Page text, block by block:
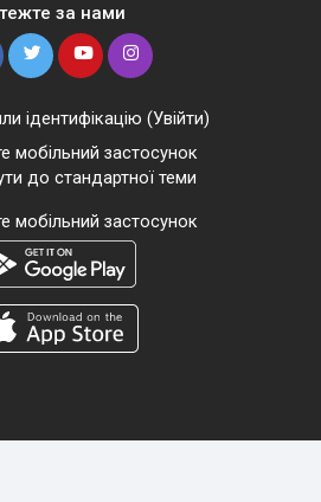
за нами
ідентифікацію (Увійти)
мобільний застосунок
до стандартної теми
мобільний застосунок